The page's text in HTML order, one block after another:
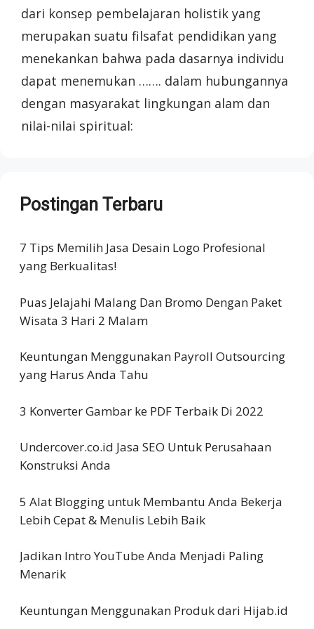
dari konsep pembelajaran holistik yang
merupakan suatu filsafat pendidikan yang
menekankan bahwa pada dasarnya individu
dapat menemukan ……. dalam hubungannya
dengan masyarakat lingkungan alam dan
nilai-nilai spiritual:
Postingan Terbaru
7 Tips Memilih Jasa Desain Logo Profesional
yang Berkualitas!
Puas Jelajahi Malang Dan Bromo Dengan Paket
Wisata 3 Hari 2 Malam
Keuntungan Menggunakan Payroll Outsourcing
yang Harus Anda Tahu
3 Konverter Gambar ke PDF Terbaik Di 2022
Undercover.co.id Jasa SEO Untuk Perusahaan
Konstruksi Anda
5 Alat Blogging untuk Membantu Anda Bekerja
Lebih Cepat & Menulis Lebih Baik
Jadikan Intro YouTube Anda Menjadi Paling
Menarik
Keuntungan Menggunakan Produk dari Hijab.id